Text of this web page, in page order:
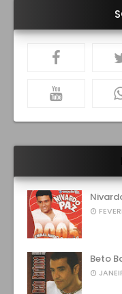
Beto